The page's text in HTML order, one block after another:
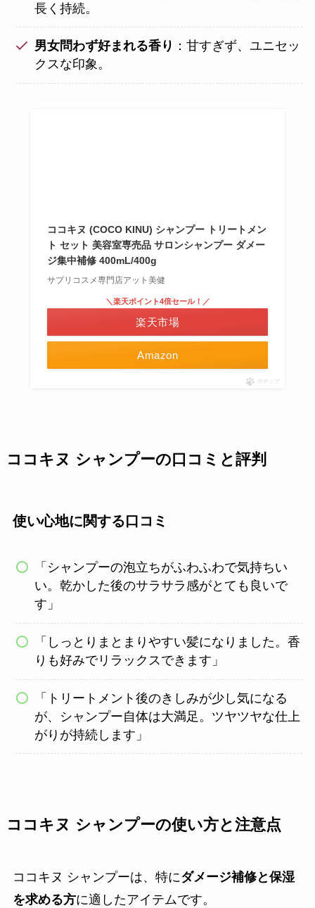
長く持続。
男女問わず好まれる香り ：甘すぎず、ユニセッ
クスな印象。
ココキヌ (COCO KINU) シャンプー トリートメン
ト セット 美容室専売品 サロンシャンプー ダメー
ジ集中補修 400mL/400g
サプリコスメ専門店アット美健
Amazon
＼楽天ポイント4倍セール！／
楽天市場
ポチップ
ココキヌ シャンプーの口コミと評判
使い心地に関する口コミ
「シャンプーの泡立ちがふわふわで気持ちい
い。乾かした後のサラサラ感がとても良いで
す」
「しっとりまとまりやすい髪になりました。香
りも好みでリラックスできます」
「トリートメント後のきしみが少し気になる
が、シャンプー自体は大満足。ツヤツヤな仕上
がりが持続します」
ココキヌ シャンプーの使い方と注意点
ココキヌ シャンプーは、特にダメージ補修と保湿
を求める方に適したアイテムです。